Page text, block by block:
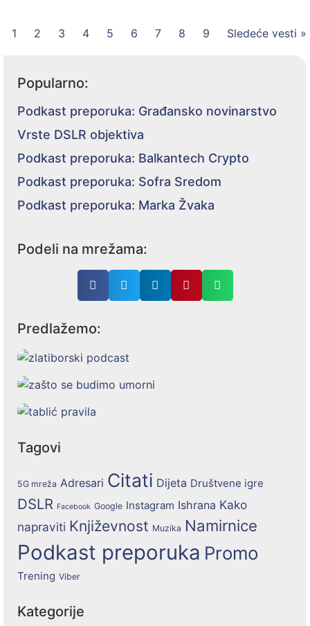
1 2 3 4 5 6 7 8 9 Sledeće vesti »
Popularno:
Podkast preporuka: Građansko novinarstvo
Vrste DSLR objektiva
Podkast preporuka: Balkantech Crypto
Podkast preporuka: Sofra Sredom
Podkast preporuka: Marka Žvaka
Podeli na mrežama:
Predlažemo:
Tagovi
5G mreža Adresari Citati Dijeta Društvene igre
DSLR Facebook Google Instagram Ishrana Kako
napraviti Književnost Muzika Namirnice
Podkast preporuka Promo
Trening Viber
Kategorije